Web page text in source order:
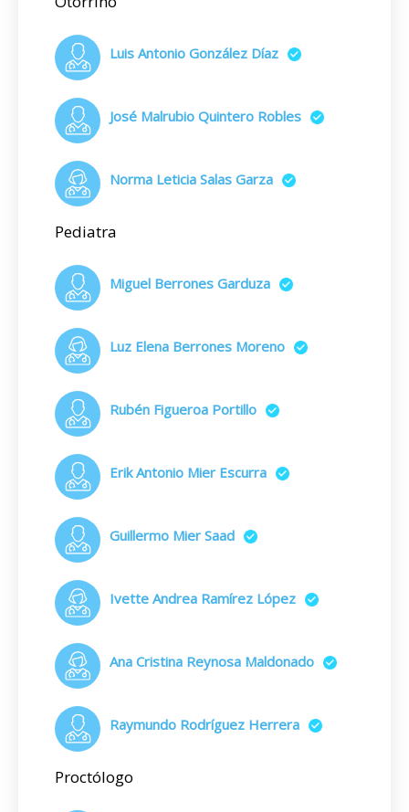
Luis Antonio González Díaz
José Malrubio Quintero Robles
Norma Leticia Salas Garza
Pediatra
Miguel Berrones Garduza
Luz Elena Berrones Moreno
Rubén Figueroa Portillo
Erik Antonio Mier Escurra
Guillermo Mier Saad
Ivette Andrea Ramírez López
Ana Cristina Reynosa Maldonado
Raymundo Rodríguez Herrera
Proctólogo